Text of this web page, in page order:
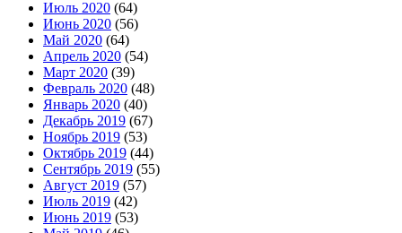
Июль 2020 (64)
Июнь 2020 (56)
Май 2020 (64)
Апрель 2020 (54)
Март 2020 (39)
Февраль 2020 (48)
Январь 2020 (40)
Декабрь 2019 (67)
Ноябрь 2019 (53)
Октябрь 2019 (44)
Сентябрь 2019 (55)
Август 2019 (57)
Июль 2019 (42)
Июнь 2019 (53)